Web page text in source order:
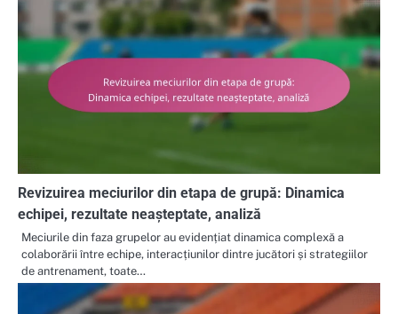
Revizuirea meciurilor din etapa de grupă: Dinamica
echipei, rezultate neașteptate, analiză
Meciurile din faza grupelor au evidențiat dinamica complexă a
colaborării între echipe, interacțiunilor dintre jucători și strategiilor
de antrenament, toate…